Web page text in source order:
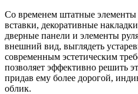
Со временем штатные
вставки, декоративные
дверные панели и элементы
внешний вид, выглядеть
современным эстетическим
позволяет эффективно решить
придав ему более дорогой,
облик.